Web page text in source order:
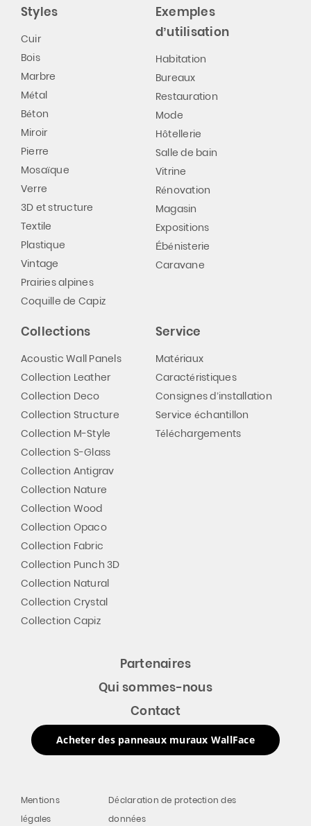
Styles
Cuir
Bois
Marbre
Métal
Béton
Miroir
Pierre
Mosaïque
Verre
3D et structure
Textile
Plastique
Vintage
Prairies alpines
Coquille de Capiz
Exemples
d’utilisation
Habitation
Bureaux
Restauration
Mode
Hôtellerie
Salle de bain
Vitrine
Rénovation
Magasin
Expositions
Ébénisterie
Caravane
Collections
Acoustic Wall Panels
Collection Leather
Collection Deco
Collection Structure
Collection M-Style
Collection S-Glass
Collection Antigrav
Collection Nature
Collection Wood
Collection Opaco
Collection Fabric
Collection Punch 3D
Collection Natural
Collection Crystal
Collection Capiz
Service
Matériaux
Caractéristiques
Consignes d’installation
Service échantillon
Téléchargements
Partenaires
Qui sommes-nous
Contact
Acheter des panneaux muraux WallFace
Mentions
légales
Déclaration de protection des
données